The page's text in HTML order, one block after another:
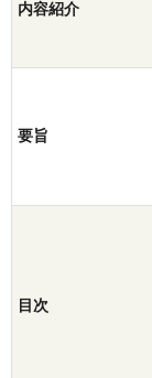
内容紹介
要旨
目次